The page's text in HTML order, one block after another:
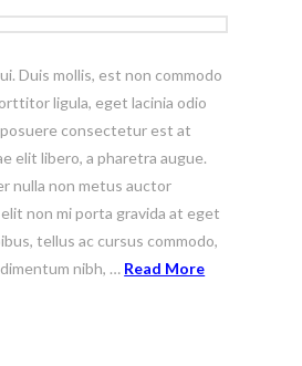
Duis mollis, est non commodo
ligula, eget lacinia odio
posuere consectetur est at
elit libero, a pharetra augue.
nulla non metus auctor
non mi porta gravida at eget
tellus ac cursus commodo,
nibh, … Read More